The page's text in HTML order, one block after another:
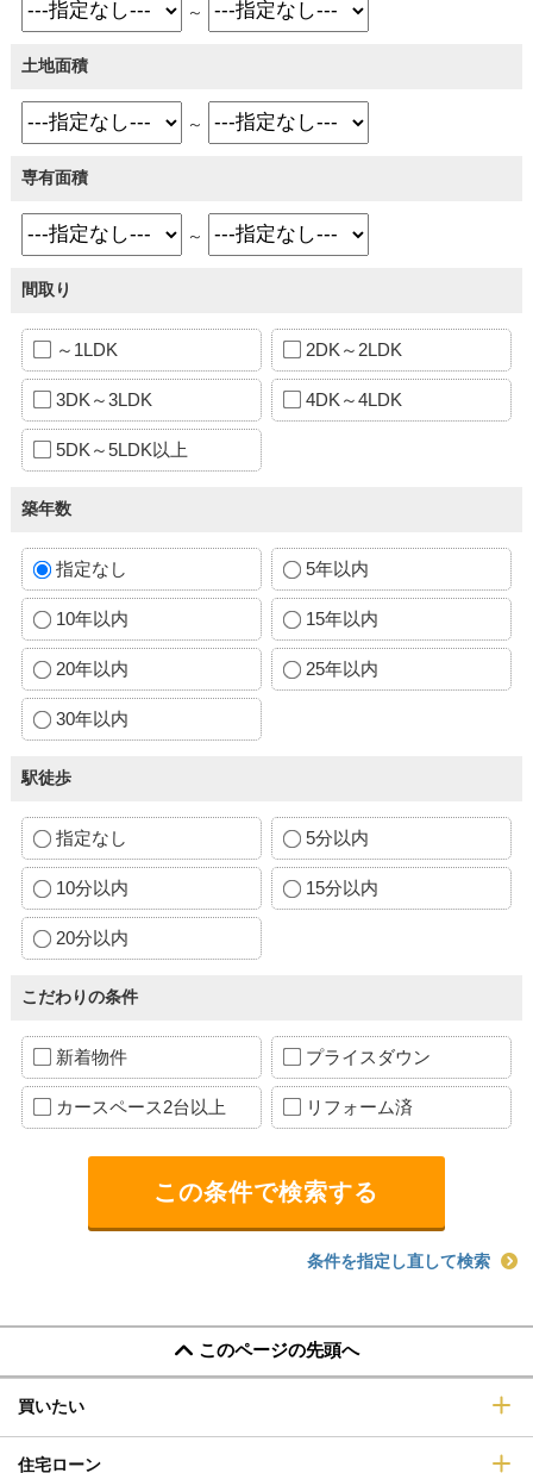
～
土地面積
～
専有面積
～
間取り
～1LDK 2DK～2LDK
3DK～3LDK 4DK～4LDK
5DK～5LDK以上
築年数
指定なし 5年以内
10年以内 15年以内
20年以内 25年以内
30年以内
駅徒歩
指定なし 5分以内
10分以内 15分以内
20分以内
こだわりの条件
新着物件 プライスダウン
カースペース2台以上 リフォーム済
条件を指定し直して検索
このページの先頭へ
買いたい
住宅ローン